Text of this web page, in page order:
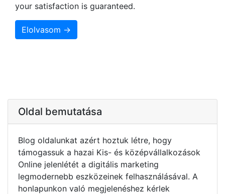
your satisfaction is guaranteed.
Elolvasom →
Oldal bemutatása
Blog oldalunkat azért hoztuk létre, hogy
támogassuk a hazai Kis- és középvállalkozások
Online jelenlétét a digitális marketing
legmodernebb eszközeinek felhasználásával. A
honlapunkon való megjelenéshez kérlek